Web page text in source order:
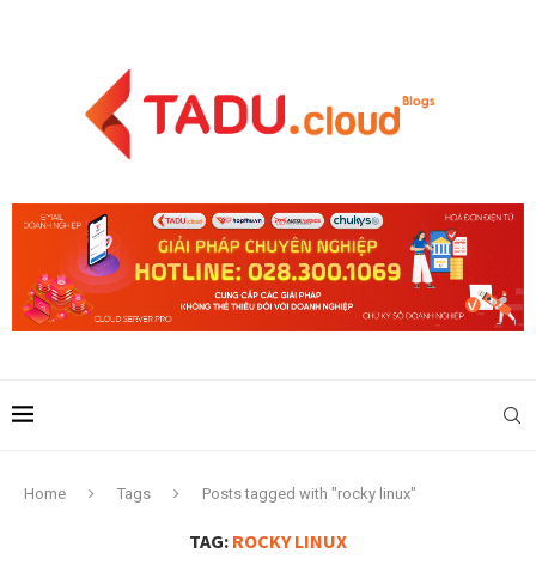
Home Tags Posts tagged with "rocky linux"
TAG: ROCKY LINUX